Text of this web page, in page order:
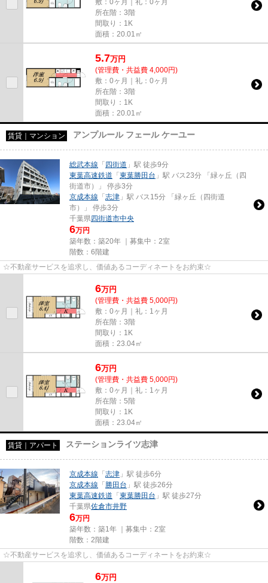
所在階：3階
間取り：1K
面積：20.01㎡
5.7万円
(管理費・共益費 4,000円)
敷：0ヶ月｜礼：0ヶ月
所在階：3階
間取り：1K
面積：20.01㎡
賃貸｜マンション アンプルール フェール ケーユー
総武本線 「四街道 」駅 徒歩9分
東葉高速鉄道 「東葉勝田台 」駅 バス23分 「緑ヶ丘（四
街道市）」 停歩3分
京成本線 「志津 」駅 バス15分 「緑ヶ丘（四街道
市）」 停歩3分
千葉県四街道市中央
6万円
築年数：築20年 ｜募集中： 2室
階数：6階建
☆不動産サービスを追求し、価値あるコーディネートをお約束☆
6万円
(管理費・共益費 5,000円)
敷：0ヶ月｜礼：1ヶ月
所在階：3階
間取り：1K
面積：23.04㎡
6万円
(管理費・共益費 5,000円)
敷：0ヶ月｜礼：1ヶ月
所在階：5階
間取り：1K
面積：23.04㎡
賃貸｜アパート ステーションライツ志津
京成本線 「志津 」駅 徒歩6分
京成本線 「勝田台 」駅 徒歩26分
東葉高速鉄道 「東葉勝田台 」駅 徒歩27分
千葉県佐倉市井野
6万円
築年数：築1年 ｜募集中： 2室
階数：2階建
☆不動産サービスを追求し、価値あるコーディネートをお約束☆
6万円